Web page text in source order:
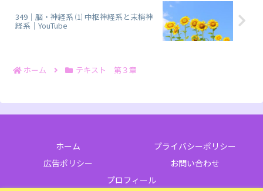
349｜脳・神経系 ⑴ 中枢神経系と末梢神
経系｜YouTube
ホーム テキスト 第３章
ホーム
プライバシーポリシー
広告ポリシー
お問い合わせ
プロフィール